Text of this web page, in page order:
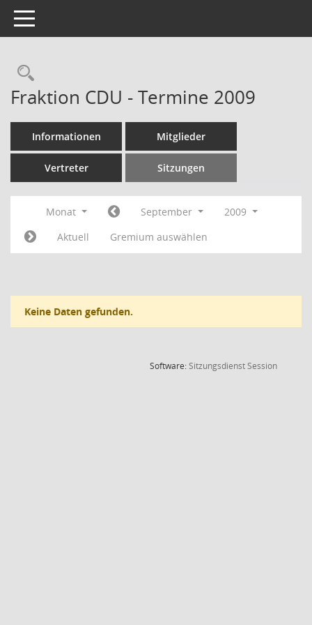
Toggle navigation
Rechercheauswahl
Fraktion CDU - Termine 2009
Informationen Mitglieder
Vertreter Sitzungen
Monat September
2009
Aktuell
Gremium auswählen
Keine Daten gefunden.
Software:SitzungsdienstSession(Wird in